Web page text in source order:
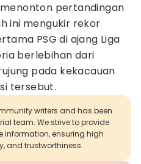
pertandingan
ini mengukir rekor
PSG di ajang Liga
berlebihan dari
pada kekacauan
tersebut.
writers and has been
team. We strive to provide
information, ensuring high
and trustworthiness.